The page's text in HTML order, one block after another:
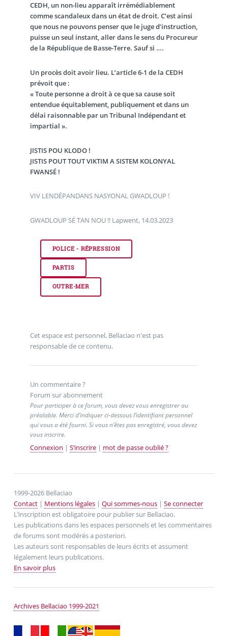
CEDH, un non-lieu apparaît irrémédiablement
comme scandaleux dans un état de droit. C’est ainsi
que nous ne pouvons penser que le juge d’instruction,
puisse un seul instant, aller dans le sens du Procureur
de la République de Basse-Terre. Sauf si ….
Un procès doit avoir lieu. L’article 6-1 de la CEDH
prévoit que :
« Toute personne a droit à ce que sa cause soit
entendue équitablement, publiquement et dans un
délai raisonnable par un Tribunal Indépendant et
impartial ».
JISTIS POU KLODO !
JISTIS POUT TOUT VIKTIM A SISTEM KOLONYAL
FWANSÉ !
VIV LENDÉPANDANS NASYONAL GWADLOUP !
GWADLOUP SÉ TAN NOU !! Lapwent, 14.03.2023
POLICE - RÉPRESSION
PARTIS
OUTRE-MER
Cet espace est personnel, Bellaciao n'est pas
responsable de ce contenu.
Un commentaire ?
Forum sur abonnement
Pour participer à ce forum, vous devez vous enregistrer au
préalable. Merci d’indiquer ci-dessous l’identifiant personnel
qui vous a été fourni. Si vous n’êtes pas enregistré, vous devez
vous inscrire.
Connexion | S’inscrire| mot de passe oublié ?
1999-2026 Bellaciao
Contact| Mentions légales| Qui sommes-nous| Se connecter
L’inscription est obligatoire pour publier sur Bellaciao.
Les publications dans les espaces personnels et les commentaires
de forums sont modérés a posteriori.
Les auteurs sont responsables de leurs écrits et assument
légalement leurs publications.
En savoir plus
Archives Bellaciao 1999-2021